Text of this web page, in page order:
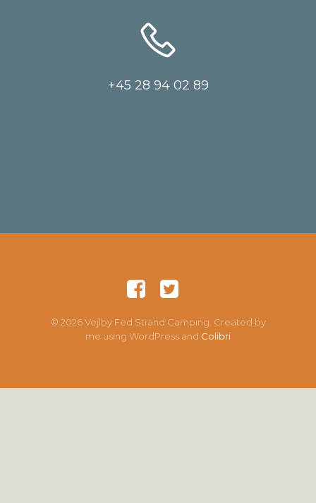
+45 28 94 02 89
© 2026 Vejlby Fed Strand Camping. Created by
me using WordPress and Colibri